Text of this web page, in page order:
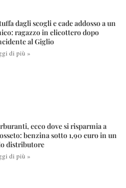
dagli scogli e cade addosso a un
ragazzo in elicottero dopo
al Giglio
di più »
ecco dove si risparmia a
benzina sotto 1,90 euro in un
distributore
di più »